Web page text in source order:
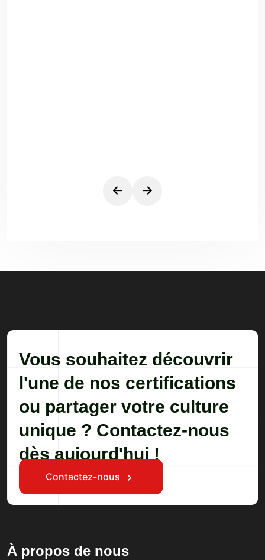
Vous souhaitez découvrir
l'une de nos certifications
ou partager votre culture
unique ? Contactez-nous
dès aujourd'hui !
Contactez-nous
À propos de nous